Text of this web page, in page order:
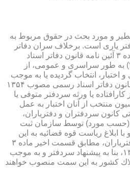
و مورد بحث در حقوق مربوط به
یاری است. برخلاف سران دفاتر
اسناد رسمی كه به موجب ماده ۳ آئین نامه قانون دفاتر اسناد
رسمی (اصلاحی ۲۷/۱۱/۱۳۶۰) به طور سراسری و عمومی، از
اختبار، انتخاب گردیده یا به موجب
اختیارات حاصله از ماده ۶۹ قانون دفاتر اسناد رسمی مصوب ۱۳۵۴
یا ورثه سردفتر متوفی یا
منتخب از آنان اختبار به عمل
كانون سردفتران و دفتریاران،
(حسب مورد) توسط سازمان ثبت
با ابلاغ ریاست قوه قضائیه به این
سمت منصوب خواهند شد. دفتریاران، مطابق قسمت اخیر ماده ۳
قانون دفاتر اسناد رسمی ۱۳۵۴، بنا به پیشنهاد سردفتر و به موجب
كشور به این سمت منصوب خواهند